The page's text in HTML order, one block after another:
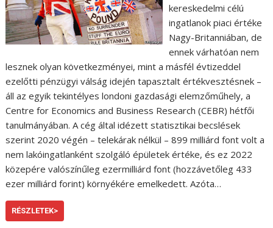
kereskedelmi célú
ingatlanok piaci értéke
Nagy-Britanniában, de
ennek várhatóan nem
lesznek olyan következményei, mint a másfél évtizeddel
ezelőtti pénzügyi válság idején tapasztalt értékvesztésnek –
áll az egyik tekintélyes londoni gazdasági elemzőműhely, a
Centre for Economics and Business Research (CEBR) hétfői
tanulmányában. A cég által idézett statisztikai becslések
szerint 2020 végén – telekárak nélkül – 899 milliárd font volt a
nem lakóingatlanként szolgáló épületek értéke, és ez 2022
közepére valószínűleg ezermilliárd font (hozzávetőleg 433
ezer milliárd forint) környékére emelkedett. Azóta…
RÉSZLETEK>